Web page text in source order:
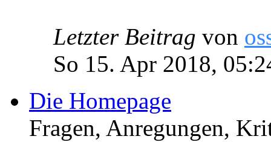
Letzter Beitrag von
So 15. Apr 2018,
Die Homepage
Fragen, Anregungen,